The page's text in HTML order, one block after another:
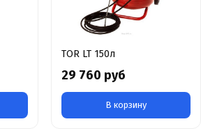
TOR LT 150л
29 760 руб
В корзину